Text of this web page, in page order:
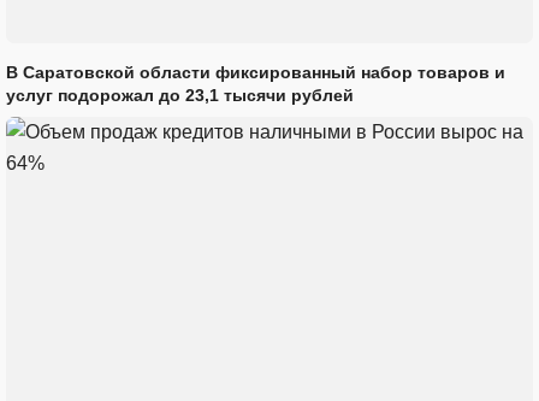
В Саратовской области фиксированный набор товаров и
услуг подорожал до 23,1 тысячи рублей